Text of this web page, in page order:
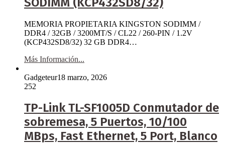
MEMORIA PROPIETARIA KINGSTON SODIMM /
DDR4 / 32GB / 3200MT/S / CL22 / 260-PIN / 1.2V
(KCP432SD8/32) 32 GB DDR4…
Más Información...
Gadgeteur18 marzo, 2026
252
TP-Link TL-SF1005D Conmutador de
sobremesa, 5 Puertos, 10/100
MBps, Fast Ethernet, 5 Port, Blanco